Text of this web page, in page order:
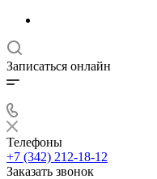
Записаться онлайн
Телефоны
+7 (342) 212-18-12
Заказать звонок